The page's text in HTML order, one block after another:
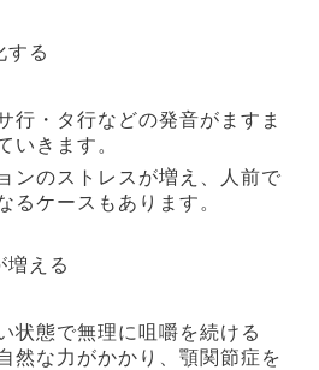
する
行・タ行などの発音がますま
いきます。
ンのストレスが増え、人前で
るケースもあります。
増える
状態で無理に咀嚼を続ける
然な力がかかり、顎関節症を